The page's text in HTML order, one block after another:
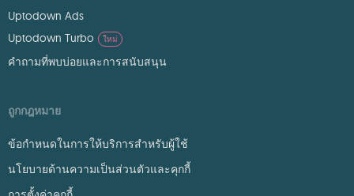
Uptodown Ads
Uptodown Turbo
ใหม่
คำถามที่พบบ่อยและการสนับสนุน
ถูกกฎหมาย
ข้อกำหนดในการให้บริการสำหรับผู้ใช้
นโยบายด้านความเป็นส่วนตัวและคุกกี้